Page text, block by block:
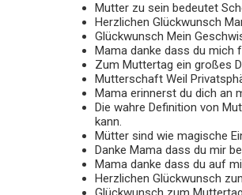
Mutter zu sein bedeutet
Herzlichen Glückwunsch
Glückwunsch Mein
Mama danke dass du mich
Zum Muttertag ein großes
Mutterschaft Weil
Mama erinnerst du dich an
Die wahre Definition von
kann.
Mütter sind wie magische
Danke Mama dass du mir
Mama danke dass du auf
Herzlichen Glückwunsch